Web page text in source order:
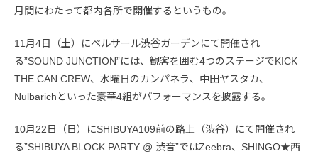
月間にわたって都内各所で開催するというもの。
11月4日（土）にベルサール渋谷ガーデンにて開催され
る”SOUND JUNCTION”には、観客を囲む4つのステージでKICK
THE CAN CREW、水曜日のカンパネラ、中田ヤスタカ、
Nulbarichといった豪華4組がパフォーマンスを披露する。
10月22日（日）にSHIBUYA109前の路上（渋谷）にて開催され
る”SHIBUYA BLOCK PARTY @ 渋音”ではZeebra、SHINGO★西